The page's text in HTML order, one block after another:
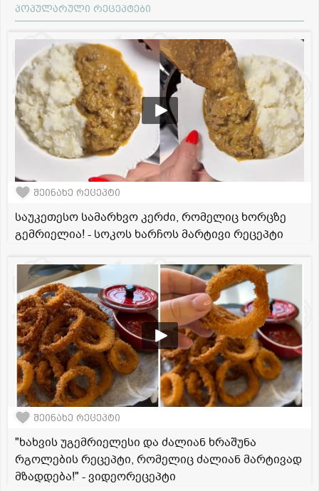
პოპულარული რეცეპტები
შეინახე რეცეპტი
საუკეთესო სამარხვო კერძი, რომელიც ხორცზე
გემრიელია! - სოკოს ხარჩოს მარტივი რეცეპტი
შეინახე რეცეპტი
"ხახვის უგემრიელესი და ძალიან ხრაშუნა
რგოლების რეცეპტი, რომელიც ძალიან მარტივად
მზადდება!" - ვიდეორეცეპტი